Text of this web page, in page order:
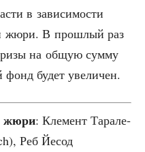
в зави­си­мо­сти
жюри. В про­шлый раз
на общую сум­му
будет увеличен.
жюри: Кле­мент Тара­ле­
Реб Йесод